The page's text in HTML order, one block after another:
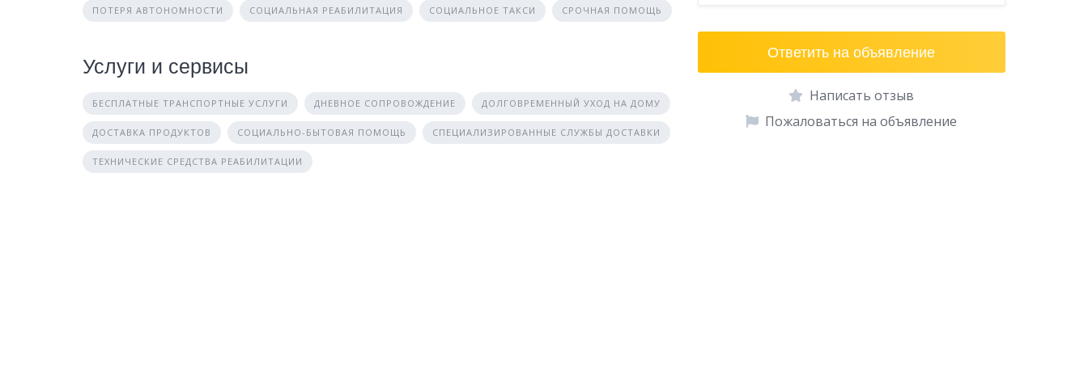
ПОТЕРЯ АВТОНОМНОСТИ СОЦИАЛЬНАЯ РЕАБИЛИТАЦИЯ СОЦИАЛЬНОЕ ТАКСИ СРОЧНАЯ ПОМОЩЬ
Услуги и сервисы
БЕСПЛАТНЫЕ ТРАНСПОРТНЫЕ УСЛУГИ ДНЕВНОЕ СОПРОВОЖДЕНИЕ ДОЛГОВРЕМЕННЫЙ УХОД НА ДОМУ
ДОСТАВКА ПРОДУКТОВ СОЦИАЛЬНО-БЫТОВАЯ ПОМОЩЬ СПЕЦИАЛИЗИРОВАННЫЕ СЛУЖБЫ ДОСТАВКИ
ТЕХНИЧЕСКИЕ СРЕДСТВА РЕАБИЛИТАЦИИ
Ответить на объявление
Написать отзыв
Пожаловаться на объявление